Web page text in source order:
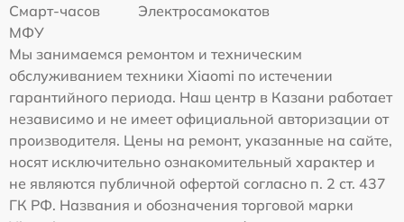
Смарт-часов
Электросамокатов
МФУ
Мы занимаемся ремонтом и техническим
обслуживанием техники Xiaomi по истечении
гарантийного периода. Наш центр в Казани работает
независимо и не имеет официальной авторизации от
производителя. Цены на ремонт, указанные на сайте,
носят исключительно ознакомительный характер и
не являются публичной офертой согласно п. 2 ст. 437
ГК РФ. Названия и обозначения торговой марки